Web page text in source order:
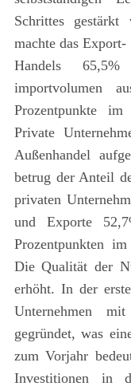
Schrittes
machte das
Handels
importvolumen
Prozentpunkte
Private
Außenhandel
betrug der Anteil
privaten
und Exporte
Prozentpunkten
Die Qualität der
erhöht. In der
Unternehmen
gegründet, was
zum Vorjahr
Investitionen in